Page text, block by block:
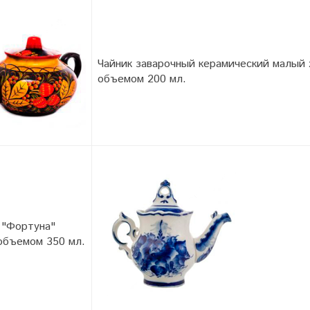
Чайник заварочный керамический малый
объемом 200 мл.
"Фортуна"
350 мл.